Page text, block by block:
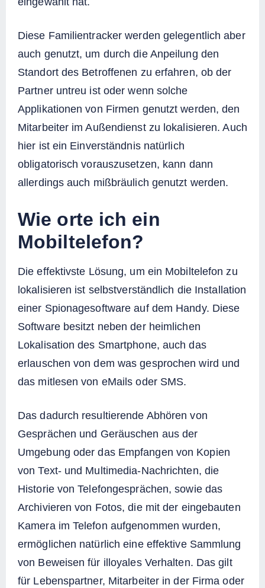
Diese Familientracker werden gelegentlich aber
auch genutzt, um durch die Anpeilung den
Standort des Betroffenen zu erfahren, ob der
Partner untreu ist oder wenn solche
Applikationen von Firmen genutzt werden, den
Mitarbeiter im Außendienst zu lokalisieren. Auch
hier ist ein Einverständnis natürlich
obligatorisch vorauszusetzen, kann dann
allerdings auch mißbräulich genutzt werden.
Wie orte ich ein
Mobiltelefon?
Die effektivste Lösung, um ein Mobiltelefon zu
lokalisieren ist selbstverständlich die Installation
einer Spionagesoftware auf dem Handy. Diese
Software besitzt neben der heimlichen
Lokalisation des Smartphone, auch das
erlauschen von dem was gesprochen wird und
das mitlesen von eMails oder SMS.
Das dadurch resultierende Abhören von
Gesprächen und Geräuschen aus der
Umgebung oder das Empfangen von Kopien
von Text- und Multimedia-Nachrichten, die
Historie von Telefongesprächen, sowie das
Archivieren von Fotos, die mit der eingebauten
Kamera im Telefon aufgenommen wurden,
ermöglichen natürlich eine effektive Sammlung
von Beweisen für illoyales Verhalten. Das gilt
für Lebenspartner, Mitarbeiter in der Firma oder